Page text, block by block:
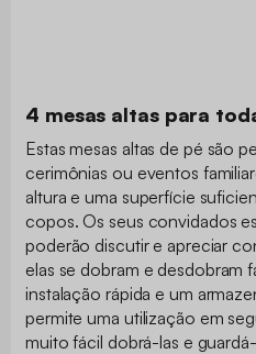
4 mesas altas para
Estas mesas altas de pé são
cerimônias ou eventos
altura e uma superfície
copos. Os seus convidados
poderão discutir e apreciar
elas se dobram e desdobram
instalação rápida e um
permite uma utilização em
muito fácil dobrá-las e